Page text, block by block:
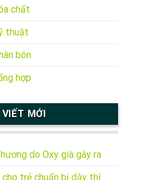
chất
thuật
bón
hợp
MỚI
do Oxy già gây ra
cho trẻ chuẩn bị dậy thì